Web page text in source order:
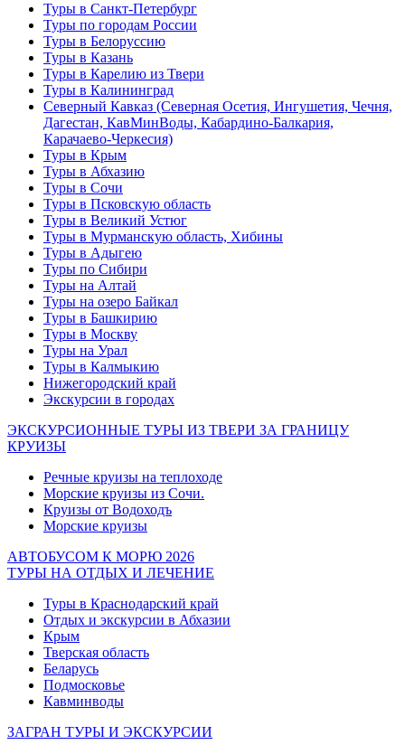
Туры в Санкт-Петербург
Туры по городам России
Туры в Белоруссию
Туры в Казань
Туры в Карелию из Твери
Туры в Калининград
Северный Кавказ (Северная Осетия, Ингушетия, Чечня,
Дагестан, КавМинВоды, Кабардино-Балкария,
Карачаево-Черкесия)
Туры в Крым
Туры в Абхазию
Туры в Сочи
Туры в Псковскую область
Туры в Великий Устюг
Туры в Мурманскую область, Хибины
Туры в Адыгею
Туры по Сибири
Туры на Алтай
Туры на озеро Байкал
Туры в Башкирию
Туры в Москву
Туры на Урал
Туры в Калмыкию
Нижегородский край
Экскурсии в городах
ЭКСКУРСИОННЫЕ ТУРЫ ИЗ ТВЕРИ ЗА ГРАНИЦУ
КРУИЗЫ
Речные круизы на теплоходе
Морские круизы из Сочи.
Круизы от Водоходъ
Морские круизы
АВТОБУСОМ К МОРЮ 2026
ТУРЫ НА ОТДЫХ И ЛЕЧЕНИЕ
Туры в Краснодарский край
Отдых и экскурсии в Абхазии
Крым
Тверская область
Беларусь
Подмосковье
Кавминводы
ЗАГРАН ТУРЫ И ЭКСКУРСИИ